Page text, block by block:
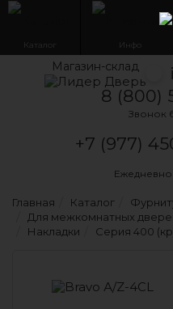
Магазин-склад
8 (800)
Звонок
+7 (977)
Ежедневно
Каталог Инфо
Главная Каталог
Для межкомнатных
Накладки
Серия 400